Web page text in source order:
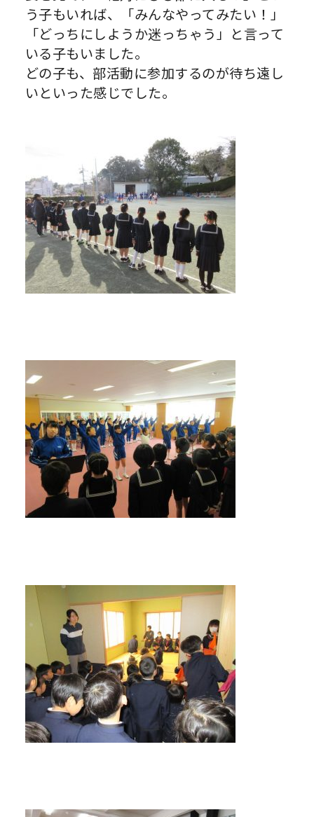
う子もいれば、「みんなやってみたい！」
「どっちにしようか迷っちゃう」と言って
いる子もいました。
どの子も、部活動に参加するのが待ち遠し
いといった感じでした。